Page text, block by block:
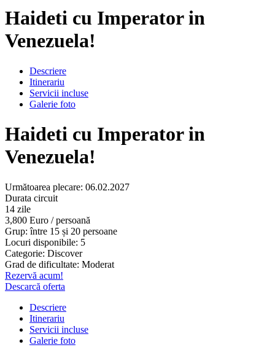
Haideti cu Imperator in
Venezuela!
Descriere
Itinerariu
Servicii incluse
Galerie foto
Haideti cu Imperator in
Venezuela!
Următoarea plecare: 06.02.2027
Durata circuit
14 zile
3,800 Euro / persoană
Grup: între 15 și 20 persoane
Locuri disponibile: 5
Categorie: Discover
Grad de dificultate: Moderat
Rezervă acum!
Descarcă oferta
Descriere
Itinerariu
Servicii incluse
Galerie foto